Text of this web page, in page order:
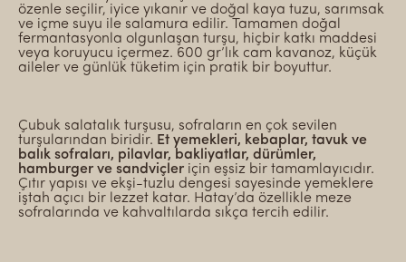
özenle seçilir, iyice yıkanır ve doğal kaya tuzu, sarımsak
ve içme suyu ile salamura edilir. Tamamen doğal
fermantasyonla olgunlaşan turşu, hiçbir katkı maddesi
veya koruyucu içermez. 600 gr’lık cam kavanoz, küçük
aileler ve günlük tüketim için pratik bir boyuttur.
Çubuk salatalık turşusu, sofraların en çok sevilen
turşularından biridir. Et yemekleri, kebaplar, tavuk ve
balık sofraları, pilavlar, bakliyatlar, dürümler,
hamburger ve sandviçler için eşsiz bir tamamlayıcıdır.
Çıtır yapısı ve ekşi-tuzlu dengesi sayesinde yemeklere
iştah açıcı bir lezzet katar. Hatay’da özellikle meze
sofralarında ve kahvaltılarda sıkça tercih edilir.